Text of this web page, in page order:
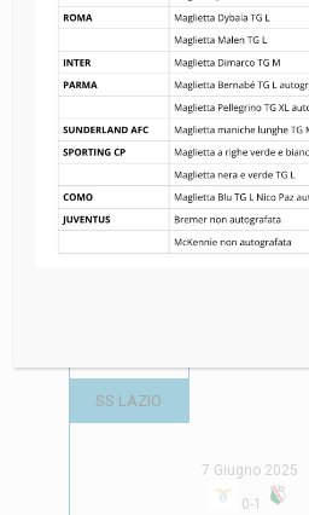
Finali
Quarti di Finali Semifinali
6 Giugno 2025
7 Giugno 2025
0-1
SS LAZIO